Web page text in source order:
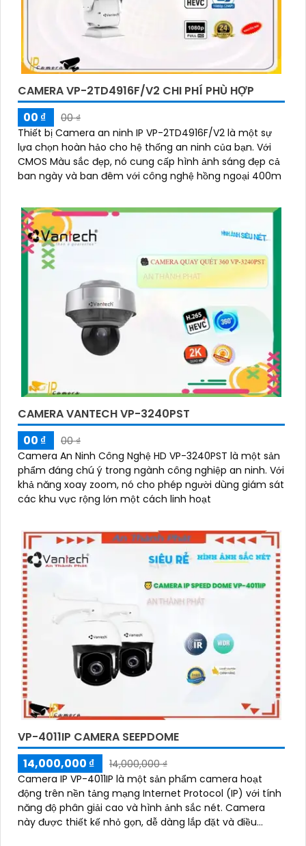
CAMERA VP-2TD4916F/V2 CHI PHÍ PHÙ HỢP
00 ₫
00 ₫
Thiết bị Camera an ninh IP VP-2TD4916F/V2 là một sự
lựa chọn hoàn hảo cho hệ thống an ninh của bạn. Với
CMOS Màu sắc đẹp, nó cung cấp hình ảnh sáng đẹp cả
ban ngày và ban đêm với công nghệ hồng ngoại 400m
CAMERA VANTECH VP-3240PST
00 ₫
00 ₫
Camera An Ninh Công Nghệ HD VP-3240PST là một sản
phẩm đáng chú ý trong ngành công nghiệp an ninh. Với
khả năng xoay zoom, nó cho phép người dùng giám sát
các khu vực rộng lớn một cách linh hoạt
VP-4011IP CAMERA SEEPDOME
14,000,000 ₫
14,000,000 ₫
Camera IP VP-4011IP là một sản phẩm camera hoạt
động trên nền tảng mạng Internet Protocol (IP) với tính
năng độ phân giải cao và hình ảnh sắc nét. Camera
này được thiết kế nhỏ gọn, dễ dàng lắp đặt và điều